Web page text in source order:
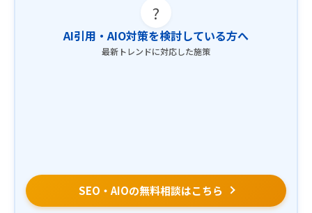
?
AI引用・AIO対策を検討している方へ
最新トレンドに対応した施策
SEO・AIOの無料相談はこちら